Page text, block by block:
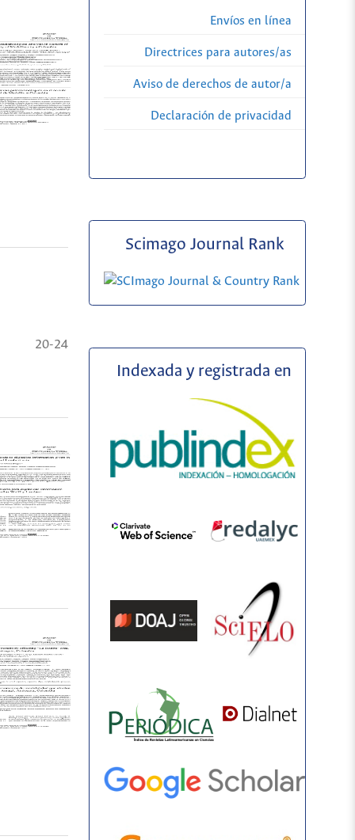
20-24
Envíos en línea
Directrices para autores/as
Aviso de derechos de autor/a
Declaración de privacidad
Scimago Journal Rank
Indexada y registrada en